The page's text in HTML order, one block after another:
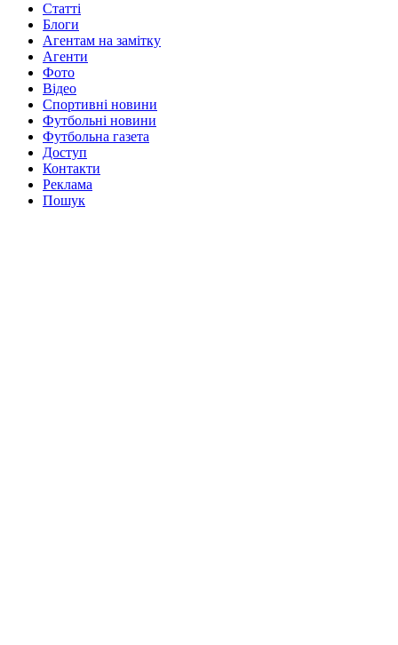
Статті
Блоги
Агентам на замітку
Агенти
Фото
Відео
Спортивні новини
Футбольні новини
Футбольна газета
Доступ
Контакти
Реклама
Пошук